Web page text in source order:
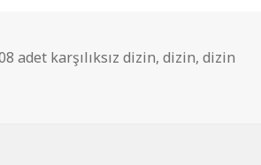
adet karşılıksız dizin,dizin,dizin
için